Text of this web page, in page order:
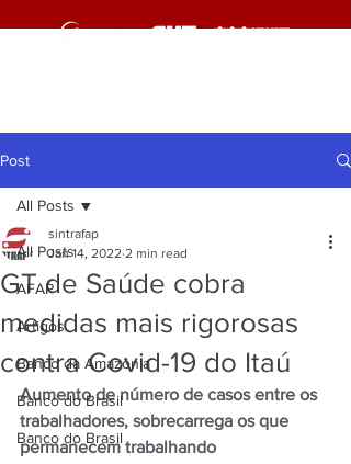
Post
All Posts
AFAP
Artigos
Banco da Amazônia
Banco do Brasil
Banco do Brasil
All Posts
GT de Saúde cobra
medidas mais rigorosas
contra Covid-19 do Itaú
sintrafap
Jan 14, 2022 2 min read
Aumento de número de casos entre os
trabalhadores, sobrecarrega os que
permanecem trabalhando